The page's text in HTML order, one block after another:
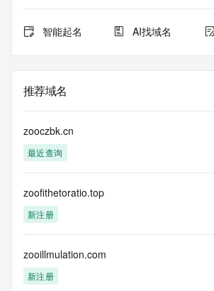
智能起名 AI找域名
推荐域名
zooczbk.cn
最近查询
zoofithetoratio.top
新注册
zooillmulation.com
新注册